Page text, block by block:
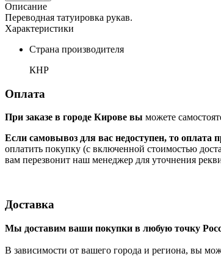
Описание
Переводная татуировка рукав.
Характеристики
Страна производителя
КНР
Оплата
При заказе в городе Кирове вы можете
Если самовывоз для вас недоступен, то оплата
оплатить покупку (с включенной стоимостью
вам перезвонит наш менеджер для уточнения
Доставка
Мы доставим ваши покупки в любую точку
В зависимости от вашего города и региона, вы